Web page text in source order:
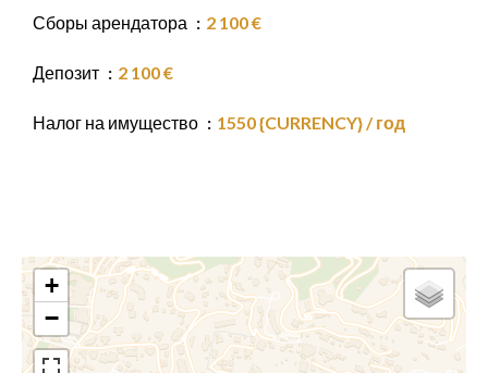
Сборы арендатора 2 100 €
Депозит 2 100 €
Налог на имущество 1550 {CURRENCY} / год
+
−